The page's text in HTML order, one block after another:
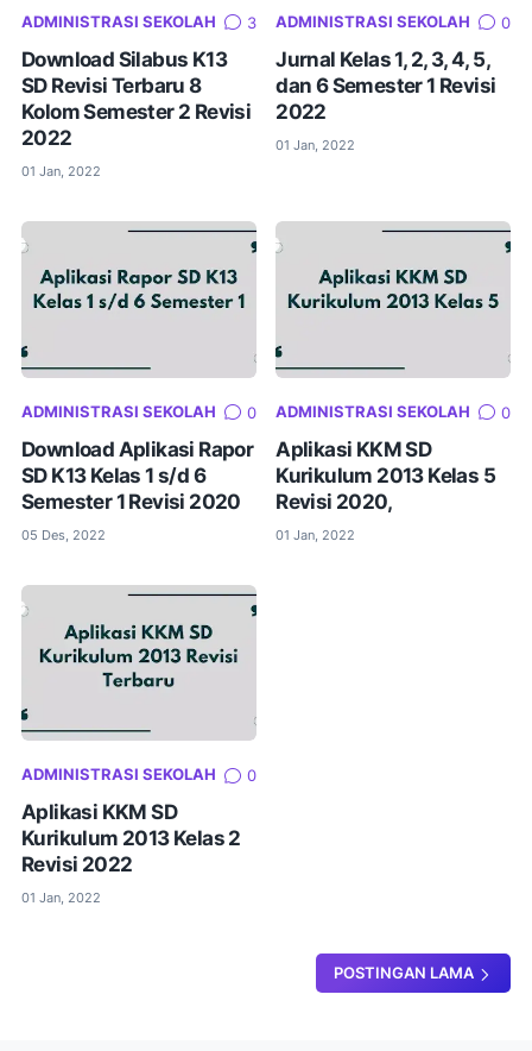
ADMINISTRASI SEKOLAH 3
Download Silabus K13
SD Revisi Terbaru 8
Kolom Semester 2 Revisi
2022
01 Jan, 2022
ADMINISTRASI SEKOLAH 0
Jurnal Kelas 1, 2, 3, 4, 5,
dan 6 Semester 1 Revisi
2022
01 Jan, 2022
ADMINISTRASI SEKOLAH 0
Download Aplikasi Rapor
SD K13 Kelas 1 s/d 6
Semester 1 Revisi 2020
05 Des, 2022
ADMINISTRASI SEKOLAH 0
Aplikasi KKM SD
Kurikulum 2013 Kelas 5
Revisi 2020,
01 Jan, 2022
ADMINISTRASI SEKOLAH 0
Aplikasi KKM SD
Kurikulum 2013 Kelas 2
Revisi 2022
01 Jan, 2022
POSTINGAN LAMA